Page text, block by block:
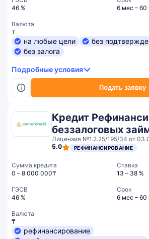
Подать заявку
46 %
6 мес – 60
Валюта
₸
на любые цели
без
без залога
Подробные условия
Кредит
беззалоговых
Лицензия №1.2.25/195/34 от
5.0
РЕФИНАНСИРОВАНИЕ
Сумма кредита
0 – 8 000 000₸
Ставка
13 – 38 %
ГЭСВ
46 %
Срок
6 мес – 60
Валюта
₸
рефинансирование